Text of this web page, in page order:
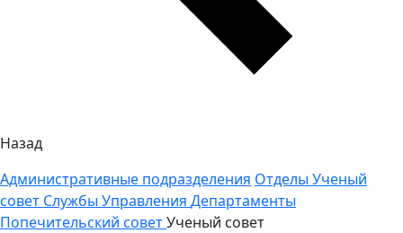
Назад
Административные подразделения Отделы Ученый
совет Службы Управления Департаменты
Попечительский советУченый совет